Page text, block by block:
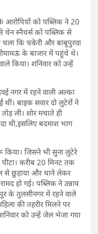
आरोपियों को पब्लिक ने 20
चेन स्नैचर्स को पब्लिक से
कि चकेरी और बाबूपुरवा
के बाजार में पहुंचे थे।
किया। शनिवार को उन्हें
नगर में रहने वाली अल्का
बाइक सवार दो लुटेरों ने
ली। शोर मचाते ही
थी,इसलिए बदमाश भाग
किया। जिसने भी सुना लुटेरे
करीब 20 मिनट तक
से छुड़ाया और थाने लेकर
हो गई। पब्लिक ने उन्नाव
के तुलसीनगर में रहने वाले
की तहरीर मिलने पर
को उन्हें जेल भेजा गया